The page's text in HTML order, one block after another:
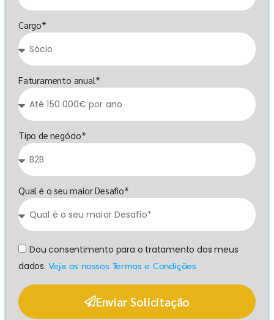
Cargo*
Faturamento anual*
Tipo de negócio*
Qual é o seu maior Desafio*
Dou consentimento para o tratamento dos meus
dados. Veja os nossos Termos e Condições
Enviar Solicitação